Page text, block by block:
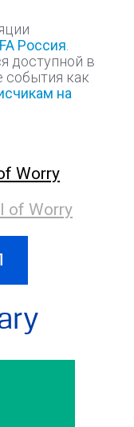
Россия
доступной в
события как
на
Worry
of Worry